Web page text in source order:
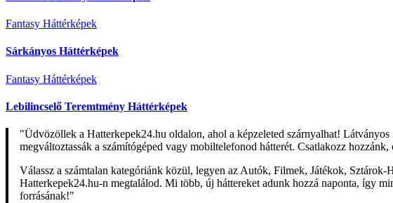
Fantasy Háttérképek
Sárkányos Háttérképek
Fantasy Háttérképek
Lebilincselő Teremtmény Háttérképek
"Üdvözöllek a Hatterkepek24.hu oldalon, ahol a képzeleted szárnyalhat!
megváltoztassák a számítógéped vagy mobiltelefonod hátterét. Csatlakozz
Válassz a számtalan kategóriánk közül, legyen az Autók, Filmek, Játékok,
Hatterkepek24.hu-n megtalálod. Mi több, új háttereket adunk hozzá naponta, így
forrásának!"